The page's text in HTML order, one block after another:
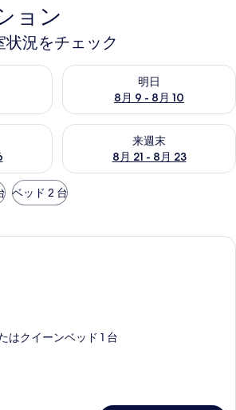
ョン
状況をチェック
状況をチェック
明日
8月 9 - 8月 10
明日 8月 9 - 8月 10 の空室状
空室状況をチェック
来週末
8月 21 - 8月 23
来週末 8月 21 - 8月 23 の空室
ベッド 2 台
低刺激性寝具、セーフティボックス
はクイーンベッド 1 台